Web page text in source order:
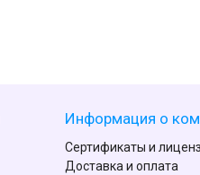
Информация о
Сертификаты и
Доставка и оплата